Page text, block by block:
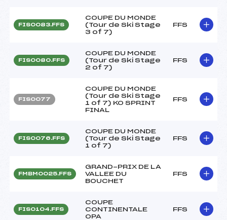
FIS0083.FFS
COUPE DU MONDE
(Tour de Ski Stage
3 of 7)
FFS
FIS0080.FFS
COUPE DU MONDE
(Tour de Ski Stage
2 of 7)
FFS
FIS0077
COUPE DU MONDE
(Tour de Ski Stage
1 of 7) KO SPRINT
FINAL
FFS
FIS0076.FFS
COUPE DU MONDE
(Tour de Ski Stage
1 of 7)
FFS
FMBM0025.FFS
GRAND-PRIX DE LA
VALLEE DU
BOUCHET
FFS
FIS0104.FFS
COUPE
CONTINENTALE
OPA
FFS